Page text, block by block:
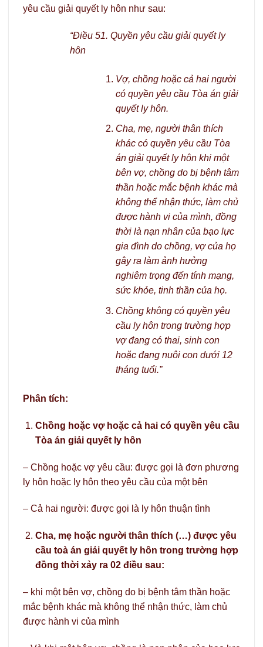
yêu cầu giải quyết ly hôn như sau:
“Điều 51. Quyền yêu cầu giải quyết ly
hôn
Vợ, chồng hoặc cả hai người
có quyền yêu cầu Tòa án giải
quyết ly hôn.
Cha, mẹ, người thân thích
khác có quyền yêu cầu Tòa
án giải quyết ly hôn khi một
bên vợ, chồng do bị bệnh tâm
thần hoặc mắc bệnh khác mà
không thể nhận thức, làm chủ
được hành vi của mình, đồng
thời là nạn nhân của bạo lực
gia đình do chồng, vợ của họ
gây ra làm ảnh hưởng
nghiêm trọng đến tính mạng,
sức khỏe, tinh thần của họ.
Chồng không có quyền yêu
cầu ly hôn trong trường hợp
vợ đang có thai, sinh con
hoặc đang nuôi con dưới 12
tháng tuổi.”
Phân tích:
Chồng hoặc vợ hoặc cả hai có quyền yêu cầu
Tòa án giải quyết ly hôn
– Chồng hoặc vợ yêu cầu: được gọi là đơn phương
ly hôn hoặc ly hôn theo yêu cầu của một bên
– Cả hai người: được gọi là ly hôn thuận tình
Cha, mẹ hoặc người thân thích (…) được yêu
cầu toà án giải quyết ly hôn trong trường hợp
đồng thời xảy ra 02 điều sau:
– khi một bên vợ, chồng do bị bệnh tâm thần hoặc
mắc bệnh khác mà không thể nhận thức, làm chủ
được hành vi của mình